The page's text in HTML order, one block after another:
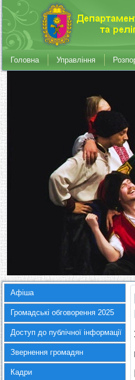
Головна Управління
Афіша
Громадські обговорення 2025
Доступ до публічної інформації
Звернення громадян
Кадри